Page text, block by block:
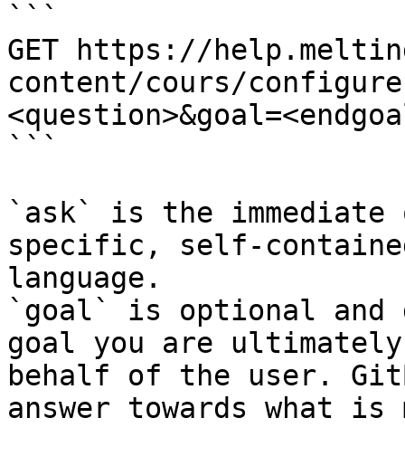
```
GET https://
content/cours/
```
`ask` is the
specific, self-
language.
`goal` is optional and
goal you are
behalf of the user.
answer towards what